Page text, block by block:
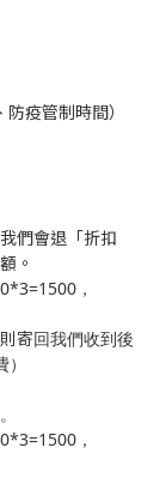
疫管制時間）
們會退「折扣
。
，
寄回我們收到後
，